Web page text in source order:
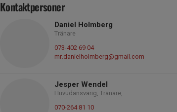
Kontaktpersoner
Daniel Holmberg
Tränare
073-402 69 04
mr.danielholmberg@gmail.com
Jesper Wendel
Huvudansvarig, Tränare,
070-264 81 10